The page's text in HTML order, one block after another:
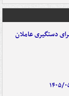
دستگیری عاملان